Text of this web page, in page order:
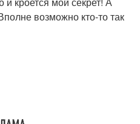
возможно кто-то так